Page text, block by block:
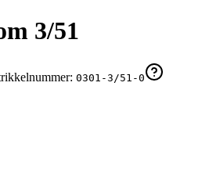
3/51
0301-3/51-0